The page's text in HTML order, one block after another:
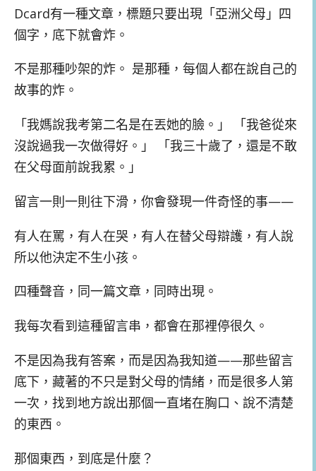
Dcard有一種文章，標題只要出現「亞洲父母」四
個字，底下就會炸。
不是那種吵架的炸。 是那種，每個人都在說自己的
故事的炸。
「我媽說我考第二名是在丟她的臉。」 「我爸從來
沒說過我一次做得好。」 「我三十歲了，還是不敢
在父母面前說我累。」
留言一則一則往下滑，你會發現一件奇怪的事——
有人在罵，有人在哭，有人在替父母辯護，有人說
所以他決定不生小孩。
四種聲音，同一篇文章，同時出現。
我每次看到這種留言串，都會在那裡停很久。
不是因為我有答案，而是因為我知道——那些留言
底下，藏著的不只是對父母的情緒，而是很多人第
一次，找到地方說出那個一直堵在胸口、說不清楚
的東西。
那個東西，到底是什麼？